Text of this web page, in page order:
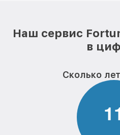
Наш сервис
в
Сколько
1